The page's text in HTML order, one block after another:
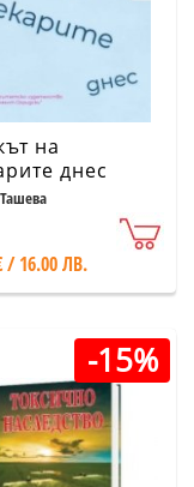
на
днес
/ 16.00 ЛВ.
-15%